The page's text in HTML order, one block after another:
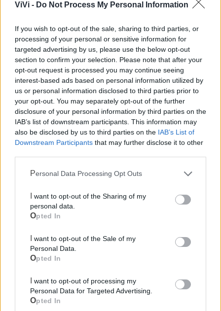
ViVi - Do Not Process My Personal Information
If you wish to opt-out of the sale, sharing to third parties, or
processing of your personal or sensitive information for
targeted advertising by us, please use the below opt-out
section to confirm your selection. Please note that after your
opt-out request is processed you may continue seeing
interest-based ads based on personal information utilized by
us or personal information disclosed to third parties prior to
your opt-out. You may separately opt-out of the further
disclosure of your personal information by third parties on the
IAB’s list of downstream participants. This information may
also be disclosed by us to third parties on the IAB’s List of
Downstream Participants that may further disclose it to other
Personal Data Processing Opt Outs
personal data.
Opted In
Personal Data.
Opted In
Personal Data for Targeted Advertising.
Opted In
Mondo CIA
Cia Agricoltori Italiani | Puglia - Area Due
Mari